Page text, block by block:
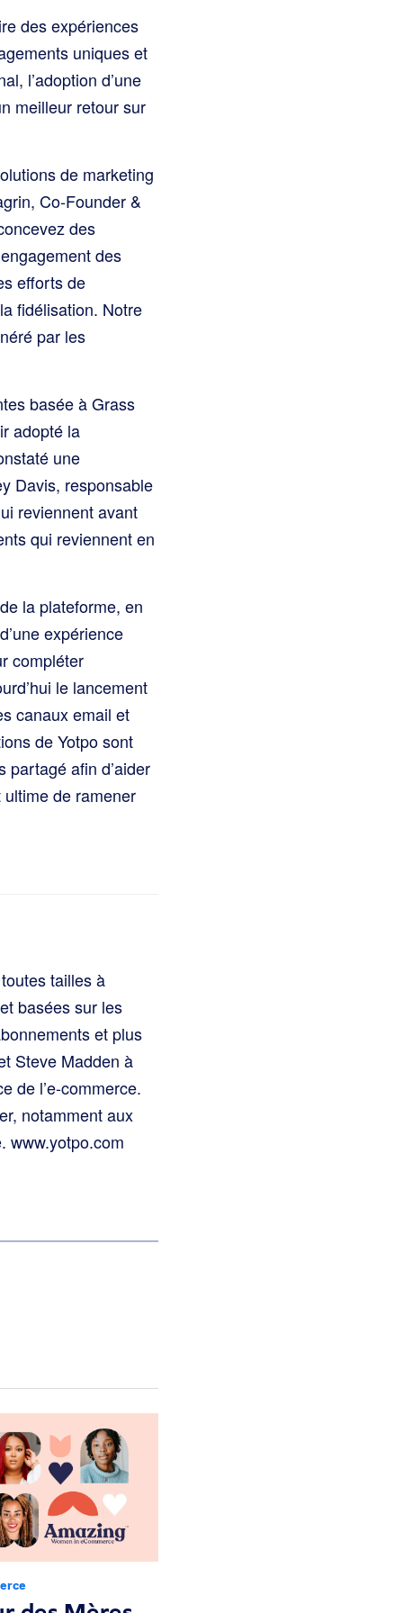
des expériences
uniques et
l’adoption d’une
meilleur retour sur
de marketing
Co-Founder &
des
des
efforts de
fidélisation. Notre
par les
basée à Grass
adopté la
une
Davis, responsable
reviennent avant
qui reviennent en
la plateforme, en
expérience
compléter
le lancement
canaux email et
de Yotpo sont
afin d’aider
de ramener
tailles à
basées sur les
et plus
Steve Madden à
de l’e-commerce.
notamment aux
www.yotpo.com